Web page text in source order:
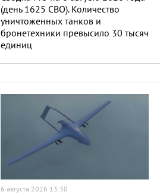
(день 1625 СВО). Количество
уничтоженных танков и
бронетехники превысило 30 тысяч
единиц
6 августа 2026 13:30